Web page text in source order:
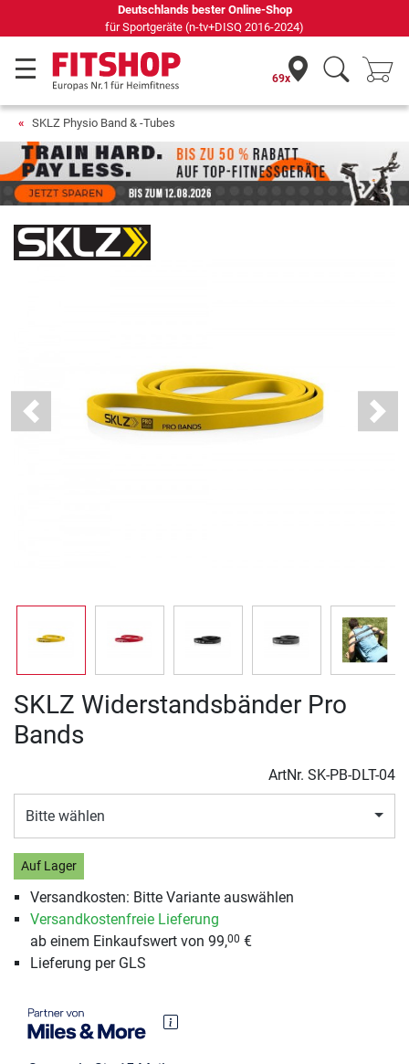
69 Fachmärkte vor Ort mit 75 eigenen Servicetechnikern
69x
SKLZ Physio Band & -Tubes
Previous Next
SKLZ Widerstandsbänder Pro
Bands
ArtNr. SK-PB-DLT-04
Bitte wählen
Auf Lager
Versandkosten: Bitte Variante auswählen
Versandkostenfreie Lieferung
ab einem Einkaufswert von 99,00 €
Lieferung per GLS